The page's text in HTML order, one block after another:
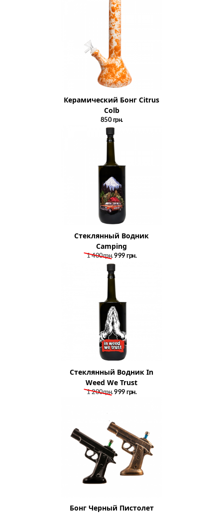
Керамический Бонг Citrus
Colb
850грн.
Стеклянный Водник
Camping
1 400грн.999 грн.
Стеклянный Водник In
Weed We Trust
1 200грн.999 грн.
Бонг Черный Пистолет